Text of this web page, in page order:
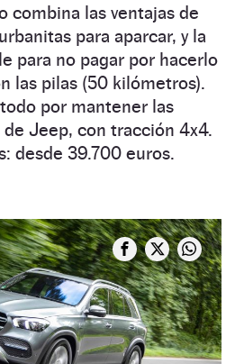
combina las ventajas de
para aparcar, y la
para no pagar por hacerlo
las pilas (50 kilómetros).
por mantener las
Jeep, con tracción 4x4.
desde 39.700 euros.